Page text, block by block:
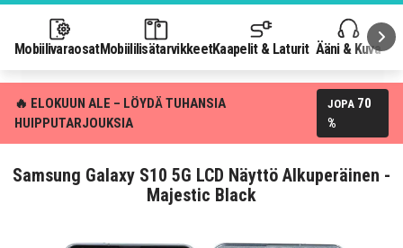
MobiilivaraosatMobiililisätarvikkeetKaapelit & Laturit Ääni & Kuva
🔥 ELOKUUN ALE – LÖYDÄ TUHANSIA
HUIPPUTARJOUKSIA
JOPA 70
%
Samsung Galaxy S10 5G LCD Näyttö Alkuperäinen -
Majestic Black